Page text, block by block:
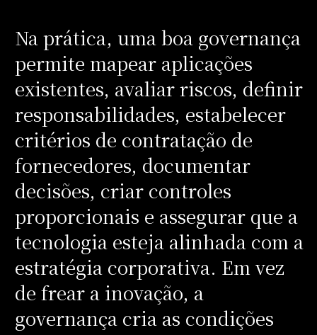
Na prática, uma boa governança
permite mapear aplicações
existentes, avaliar riscos, definir
responsabilidades, estabelecer
critérios de contratação de
fornecedores, documentar
decisões, criar controles
proporcionais e assegurar que a
tecnologia esteja alinhada com a
estratégia corporativa. Em vez
de frear a inovação, a
governança cria as condições